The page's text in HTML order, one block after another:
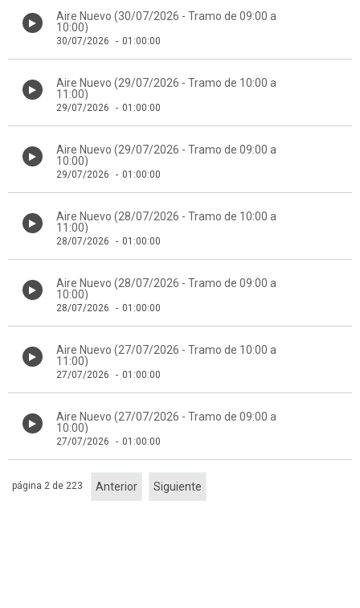
Aire Nuevo (30/07/2026 - Tramo de 09:00 a
10:00)
30/07/2026 - 01:00:00
Aire Nuevo (29/07/2026 - Tramo de 10:00 a
11:00)
29/07/2026 - 01:00:00
Aire Nuevo (29/07/2026 - Tramo de 09:00 a
10:00)
29/07/2026 - 01:00:00
Aire Nuevo (28/07/2026 - Tramo de 10:00 a
11:00)
28/07/2026 - 01:00:00
Aire Nuevo (28/07/2026 - Tramo de 09:00 a
10:00)
28/07/2026 - 01:00:00
Aire Nuevo (27/07/2026 - Tramo de 10:00 a
11:00)
27/07/2026 - 01:00:00
Aire Nuevo (27/07/2026 - Tramo de 09:00 a
10:00)
27/07/2026 - 01:00:00
Anterior Siguiente
página 2 de 223